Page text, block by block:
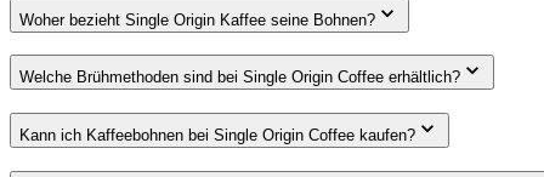
Woher bezieht Single Origin Kaffee seine Bohnen?
Welche Brühmethoden sind bei Single Origin Coffee erhältlich?
Kann ich Kaffeebohnen bei Single Origin Coffee kaufen?